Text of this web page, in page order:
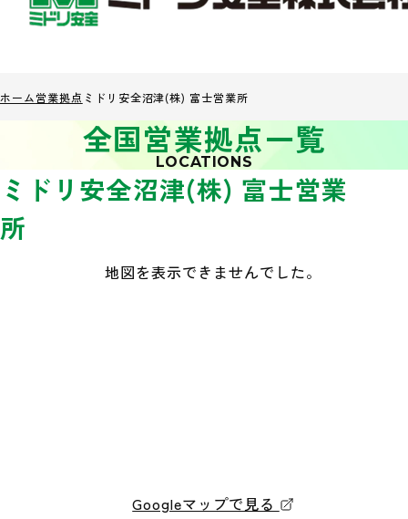
ホーム営業拠点 ミドリ安全沼津(株) 富士営業所
全国営業拠点一覧
LOCATIONS
ミドリ安全沼津(株) 富士営業
所
地図を表示できませんでした。
Googleマップで見る